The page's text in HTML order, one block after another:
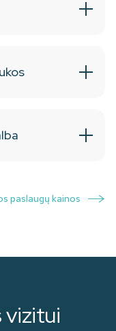
paslaugų kainos
vizitui